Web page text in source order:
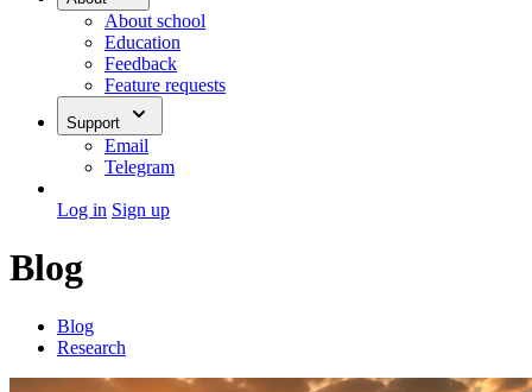
About school
Education
Feedback
Feature requests
Support
Email
Telegram
Log in Sign up
Blog
Blog
Research